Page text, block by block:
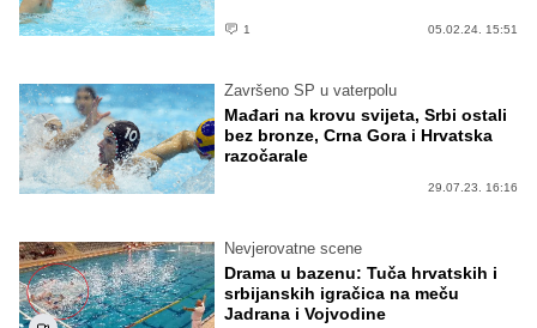
1 05.02.24. 15:51
Završeno SP u vaterpolu
Mađari na krovu svijeta, Srbi ostali
bez bronze, Crna Gora i Hrvatska
razočarale
29.07.23. 16:16
Nevjerovatne scene
Drama u bazenu: Tuča hrvatskih i
srbijanskih igračica na meču
Jadrana i Vojvodine